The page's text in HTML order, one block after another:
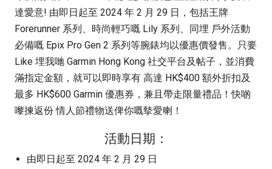
達愛意! 由即日起至 2024 年 2 月 29 日，包括王牌
Forerunner 系列、時尚輕巧嘅 Lily 系列、同埋 戶外活動
必備嘅 Epix Pro Gen 2 系列等腕錶均以優惠價發售。只要
Like 埋我哋 Garmin Hong Kong 社交平台及帖子，並消費
滿指定金額，就可以即時享有 高達 HK$400 額外折扣及
最多 HK$600 Garmin 優惠券，兼且帶走限量禮品！快啲
嚟揀返份 情人節禮物送俾你嘅摰愛喇！
活動日期：
由即日起至 2024 年 2 月 29 日